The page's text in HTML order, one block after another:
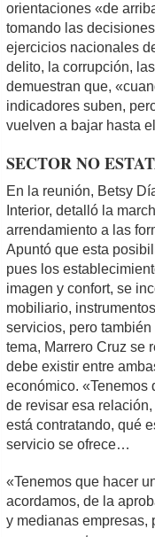
orientaciones «de
tomando las
ejercicios nacionales
delito, la corrupción,
demuestran que,
indicadores suben,
vuelven a bajar hasta
SECTOR NO
En la reunión, Betsy
Interior, detalló la
arrendamiento a las
Apuntó que esta
pues los
imagen y confort, se
mobiliario,
servicios, pero
tema, Marrero Cruz se
debe existir entre
económico. «Tenemos
de revisar esa
está contratando, qué
servicio se ofrece…
«Tenemos que hacer
acordamos, de la
y medianas empresas,